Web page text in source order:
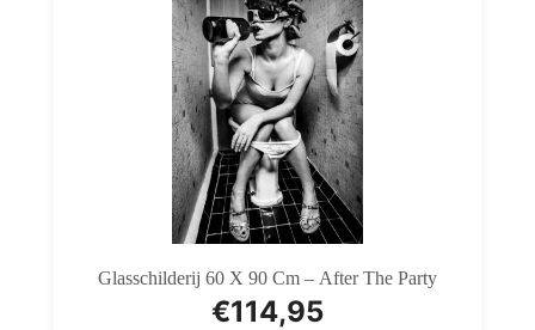
Glasschilderij 60 X 90 Cm – After The Party
€114,95